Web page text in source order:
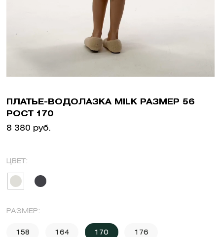
ПЛАТЬЕ-ВОДОЛАЗКА MILK РАЗМЕР 56
РОСТ 170
8 380 руб.
ЦВЕТ:
РАЗМЕР:
158 164 170 176